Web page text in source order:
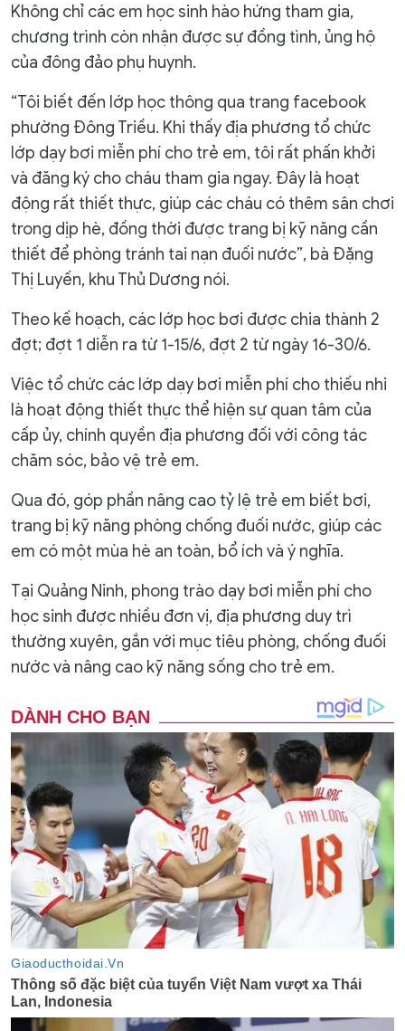
Không chỉ các em học sinh hào hứng tham gia,
chương trình còn nhận được sự đồng tình, ủng hộ
của đông đảo phụ huynh.
“Tôi biết đến lớp học thông qua trang facebook
phường Đông Triều. Khi thấy địa phương tổ chức
lớp dạy bơi miễn phí cho trẻ em, tôi rất phấn khởi
và đăng ký cho cháu tham gia ngay. Đây là hoạt
động rất thiết thực, giúp các cháu có thêm sân chơi
trong dịp hè, đồng thời được trang bị kỹ năng cần
thiết để phòng tránh tai nạn đuối nước”, bà Đặng
Thị Luyến, khu Thủ Dương nói.
Theo kế hoạch, các lớp học bơi được chia thành 2
đợt; đợt 1 diễn ra từ 1-15/6, đợt 2 từ ngày 16-30/6.
Việc tổ chức các lớp dạy bơi miễn phí cho thiếu nhi
là hoạt động thiết thực thể hiện sự quan tâm của
cấp ủy, chính quyền địa phương đối với công tác
chăm sóc, bảo vệ trẻ em.
Qua đó, góp phần nâng cao tỷ lệ trẻ em biết bơi,
trang bị kỹ năng phòng chống đuối nước, giúp các
em có một mùa hè an toàn, bổ ích và ý nghĩa.
Tại Quảng Ninh, phong trào dạy bơi miễn phí cho
học sinh được nhiều đơn vị, địa phương duy trì
thường xuyên, gắn với mục tiêu phòng, chống đuối
nước và nâng cao kỹ năng sống cho trẻ em.